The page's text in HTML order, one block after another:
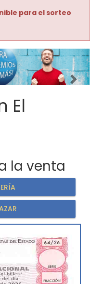
para el sorteo
El
la venta